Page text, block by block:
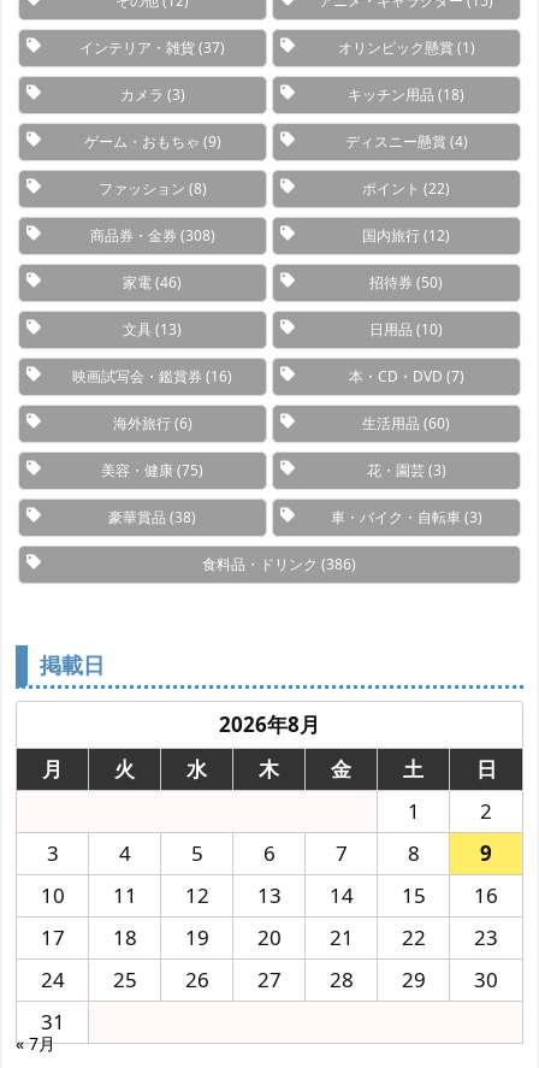
インテリア・雑貨(37) オリンピック懸賞(1)
カメラ (3) キッチン用品 (18)
ゲーム・おもちゃ (9) ディスニー懸賞(4)
ファッション (8) ポイント (22)
商品券・金券 (308) 国内旅行(12)
家電(46) 招待券 (50)
文具 (13) 日用品 (10)
映画試写会・鑑賞券 (16) 本・CD・DVD (7)
海外旅行(6) 生活用品 (60)
美容・健康(75) 花・園芸(3)
豪華賞品 (38) 車・バイク・自転車(3)
食料品・ドリンク (386)
掲載日
2026年8月
月
火 水 木 金 土
日
1
2
3
4 5 6 7 8
9
10
11 12 13 14 15
16
17
18 19 20 21 22
23
24
25 26 27 28 29
30
31
« 7月